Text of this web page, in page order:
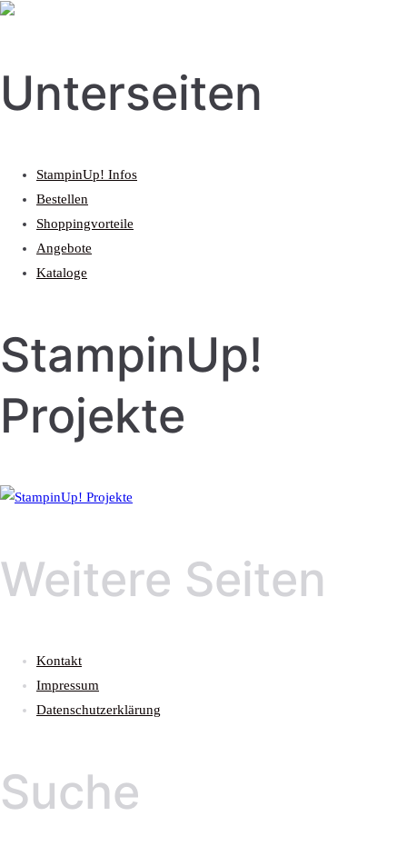
Unterseiten
StampinUp! Infos
Bestellen
Shoppingvorteile
Angebote
Kataloge
StampinUp!
Projekte
Weitere Seiten
Kontakt
Impressum
Datenschutzerklärung
Suche